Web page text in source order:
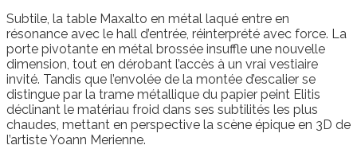
Subtile, la table Maxalto en métal laqué entre en
résonance avec le hall d’entrée, réinterprété avec force. La
porte pivotante en métal brossée insuffle une nouvelle
dimension, tout en dérobant l’accès à un vrai vestiaire
invité. Tandis que l’envolée de la montée d’escalier se
distingue par la trame métallique du papier peint Elitis
déclinant le matériau froid dans ses subtilités les plus
chaudes, mettant en perspective la scène épique en 3D de
l’artiste Yoann Merienne.